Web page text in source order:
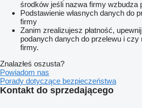
środków jeśli nazwa firmy wzbudza
Podstawienie własnych danych do
firmy
Zanim zrealizujesz płatność,
podanych danych do przelewu i czy
firmy.
Znalazłeś oszusta?
Powiadom nas
Porady dotyczące bezpieczeństwa
Kontakt do sprzedającego